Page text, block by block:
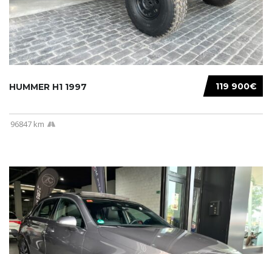
119 900€
HUMMER H1 1997
96847 km